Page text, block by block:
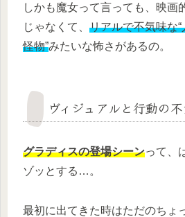
しかも魔女って言っても、映画
じゃなくて、 リアルで不気味な
怪物”みたいな怖さがあるの。
ヴィジュアルと行動の
グラディスの登場シーンって、
ゾッとする…。
最初に出てきた時はただのちょ